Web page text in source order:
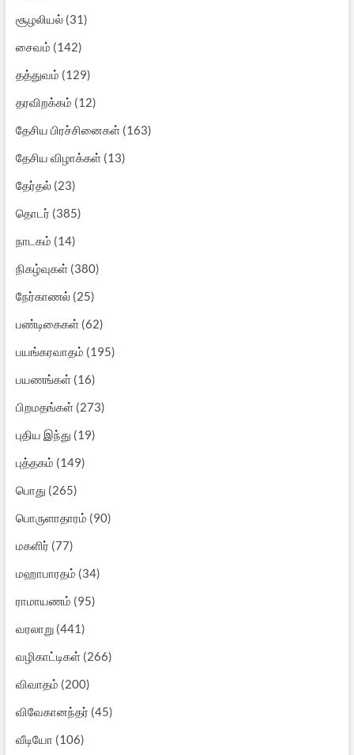
சூழலியல்(31)
சைவம் (142)
தத்துவம் (129)
தரவிறக்கம் (12)
தேசிய பிரச்சினைகள்(163)
தேசிய விழாக்கள்(13)
தேர்தல்(23)
தொடர் (385)
நாடகம் (14)
நிகழ்வுகள்(380)
நேர்காணல்(25)
பண்டிகைகள்(62)
பயங்கரவாதம் (195)
பயணங்கள்(16)
பிறமதங்கள்(273)
புதிய இந்து (19)
புத்தகம் (149)
பொது (265)
பொருளாதாரம் (90)
மகளிர் (77)
மஹாபாரதம் (34)
ராமாயணம் (95)
வரலாறு(441)
வழிகாட்டிகள்(266)
விவாதம் (200)
விவேகானந்தர் (45)
வீடியோ (106)